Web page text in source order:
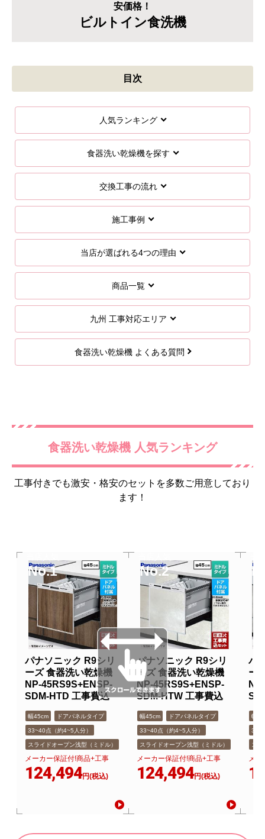
安価格！
ビルトイン食洗機
目次
人気ランキング
食器洗い乾燥機を探す
交換工事の流れ
施工事例
当店が選ばれる4つの理由
商品一覧
九州 工事対応エリア
食器洗い乾燥機 よくある質問
食器洗い乾燥機 人気ランキング
工事付きでも激安・格安のセットを多数ご用意しており
ます！
No.1
パナソニック R9シリ
ーズ 食器洗い乾燥機
NP-45RS9S+ENSP-
SDM-HTD 工事費込
幅45cm ドアパネルタイプ
33~40点（約4~5人分）
スライドオープン浅型（ミドル）
メーカー保証付!商品+工事
124,494円(税込)
No.2
パナソニック R9シリ
ーズ 食器洗い乾燥機
NP-45RS9S+ENSP-
SDM-HTW 工事費込
幅45cm ドアパネルタイプ
33~40点（約4~5人分）
スライドオープン浅型（ミドル）
メーカー保証付!商品+工事
124,494円(税込)
パ
ー
幅
スラ
メー